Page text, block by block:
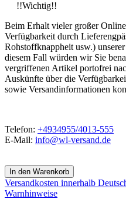
!!Wichtig!!
Beim Erhalt vieler großer
Verfügbarkeit durch
Rohstoffknappheit usw.)
diesem Fall würden wir Sie
vergriffenen Artikel portofrei
Auskünfte über die
sowie Versandinformationen
Telefon: +4934955/4013-555
E-Mail: info@wl-versand.de
Versandkosten innerhalb
Warnhinweise